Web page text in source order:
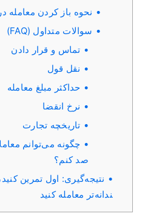
نحوه باز کردن معامله در
سوالات متداول (FAQ)
تماس و قرار دادن
نقل قول
حداکثر مبلغ معامله
نرخ انقضا
تاریخچه تجارت
چگونه می‌توانم
صد کنم؟
نتیجه‌گیری: اول تمرین
ندانه‌تر معامله کنید